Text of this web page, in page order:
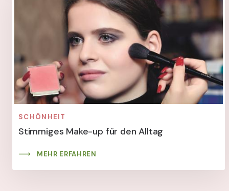
SCHÖNHEIT
Stimmiges Make-up für den Alltag
MEHR ERFAHREN